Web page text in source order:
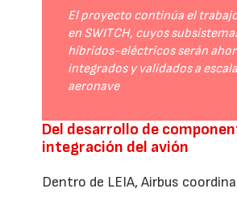
El proyecto continúa el
en SWITCH, cuyos
híbridos-eléctricos serán
integrados y validados a
aeronave
Del desarrollo de
integración del avión
Dentro de LEIA, Airbus